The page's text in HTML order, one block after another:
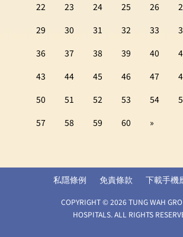
22
23 24 25 26
29
30 31 32 33
36
37 38 39 40
43
44 45 46 47
50
51 52 53 54
57
58 59 60 »
私隱條例 免責條款 下載手機
COPYRIGHT © 2026 TUNG WAH
HOSPITALS. ALL RIGHTS